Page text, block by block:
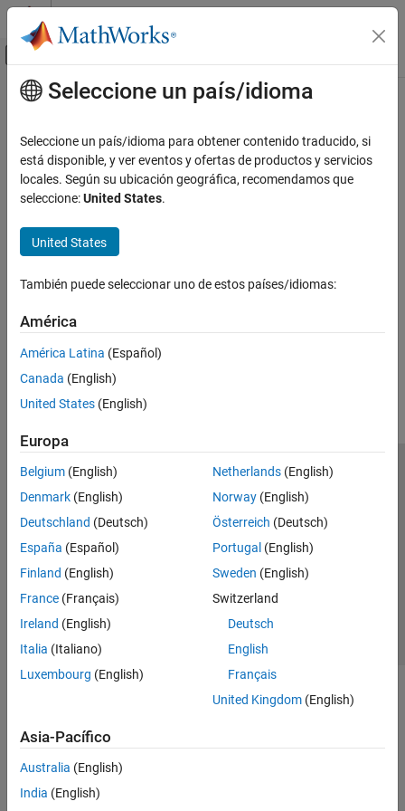
Saltar al contenido
Mostrar/ocultar menú de navegación
Inicio de Documentación
Contenido principal
¿Qué tan útil fue esta traducción?
Seleccione un país/idioma
Seleccione un país/idioma para obtener contenido traducido, si
está disponible, y ver eventos y ofertas de productos y servicios
locales. Según su ubicación geográfica, recomendamos que
seleccione:United States.
United States
También puede seleccionar uno de estos países/idiomas:
América
América Latina (Español)
Canada (English)
United States (English)
Europa
Belgium (English)
Denmark (English)
Deutschland (Deutsch)
España (Español)
Finland (English)
France (Français)
Ireland (English)
Italia (Italiano)
Luxembourg (English)
Netherlands(English)
Norway(English)
Österreich (Deutsch)
Portugal (English)
Sweden (English)
Switzerland
Deutsch
English
Français
United Kingdom(English)
Asia-Pacífico
Australia (English)
India (English)
Centro de confianza
Marcas comerciales
Política de privacidad
Antipiratería
Estado de las aplicaciones
Información de contacto
© 1994-2026 The MathWorks, Inc.
Seleccione un país/